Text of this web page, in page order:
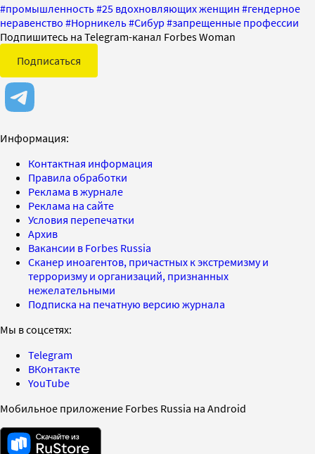
#промышленность#25 вдохновляющих женщин #гендерное
неравенство #Норникель#Сибур #запрещенные профессии
Подпишитесь на Telegram-канал Forbes Woman
Подписаться
Информация:
Контактная информация
Правила обработки
Реклама в журнале
Реклама на сайте
Условия перепечатки
Архив
Вакансии в Forbes Russia
Сканер иноагентов, причастных к экстремизму и
терроризму и организаций, признанных
нежелательными
Подписка на печатную версию журнала
Мы в соцсетях:
Telegram
ВКонтакте
YouTube
Мобильное приложение Forbes Russia на Android